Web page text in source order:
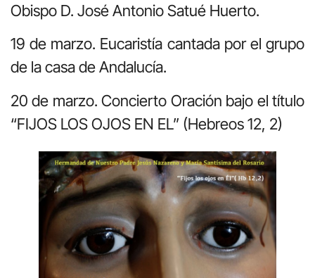
Obispo D. José Antonio Satué Huerto.
19 de marzo. Eucaristía cantada por el grupo
de la casa de Andalucía.
20 de marzo. Concierto Oración bajo el título
“FIJOS LOS OJOS EN EL” (Hebreos 12, 2)